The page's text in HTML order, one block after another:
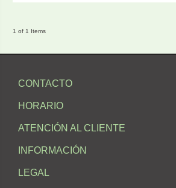
1 of 1 Items
CONTACTO
HORARIO
ATENCIÓN AL CLIENTE
INFORMACIÓN
LEGAL